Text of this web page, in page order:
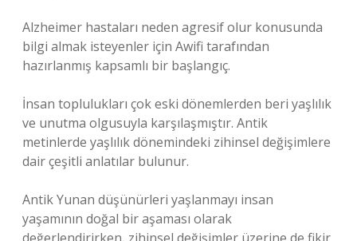
Alzheimer hastaları neden agresif olur konusunda
bilgi almak isteyenler için Awifi tarafından
hazırlanmış kapsamlı bir başlangıç.
İnsan toplulukları çok eski dönemlerden beri yaşlılık
ve unutma olgusuyla karşılaşmıştır. Antik
metinlerde yaşlılık dönemindeki zihinsel değişimlere
dair çeşitli anlatılar bulunur.
Antik Yunan düşünürleri yaşlanmayı insan
yaşamının doğal bir aşaması olarak